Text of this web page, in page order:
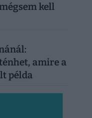
kell
amire a
példa